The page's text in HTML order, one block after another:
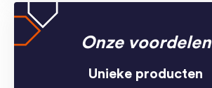
Onze voordelen
Unieke producten